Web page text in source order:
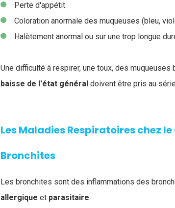
Perte d'appétit.
Coloration anormale des muqueuses (bleu,
Halètement anormal ou sur une trop longue
Une difficulté à respirer, une toux, des
baisse de l'état général doivent être pris au
Les Maladies Respiratoires chez le
Bronchites
Les bronchites sont des inflammations des
allergique et parasitaire.